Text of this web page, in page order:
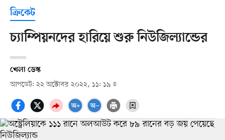
ক্রিকেট
চ্যাম্পিয়নদের হারিয়ে শুরু নিউজিল্যান্ডের
খেলা ডেস্ক
আপডেট: ২২ অক্টোবর ২০২২, ১১: ১৯